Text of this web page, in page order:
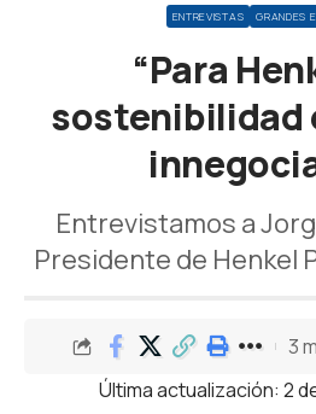
ENTREVISTAS GRANDES
“Para
sostenibilidad
Entrevistamos a
Presidente de Henkel
Última actualización: 2
3